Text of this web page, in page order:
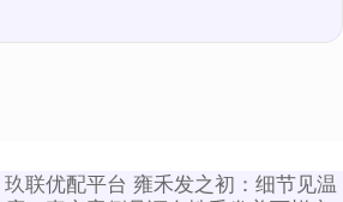
玖联优配平台 雍禾发之初：细节见温